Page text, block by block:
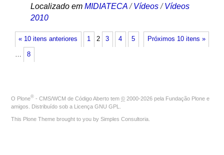
Localizado em MIDIATECA /Vídeos /Vídeos
2010
« 10 itens anteriores Próximos 10 itens »
1 2 3 4 5
… 8
O Plone® - CMS/WCM de Código Aberto tem © 2000-2026 pela Fundação Plone e
amigos. Distribuído sob a Licença GNU GPL
This Plone Theme brought to you by Simples Consultoria